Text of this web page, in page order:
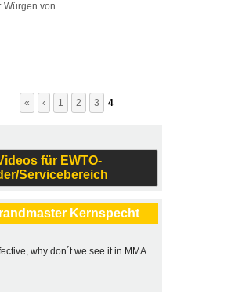
Würgen von
« ‹ 1 2 3 4
für EWTO-
Servicebereich
Kernspecht
why don´t we see it in MMA